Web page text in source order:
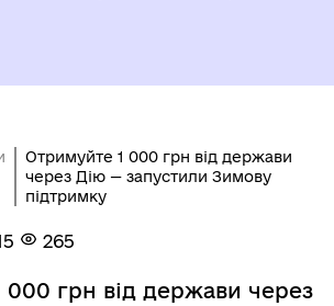
Отримуйте 1 000 грн від держави
через Дію — запустили Зимову
підтримку
265
000 грн від держави через